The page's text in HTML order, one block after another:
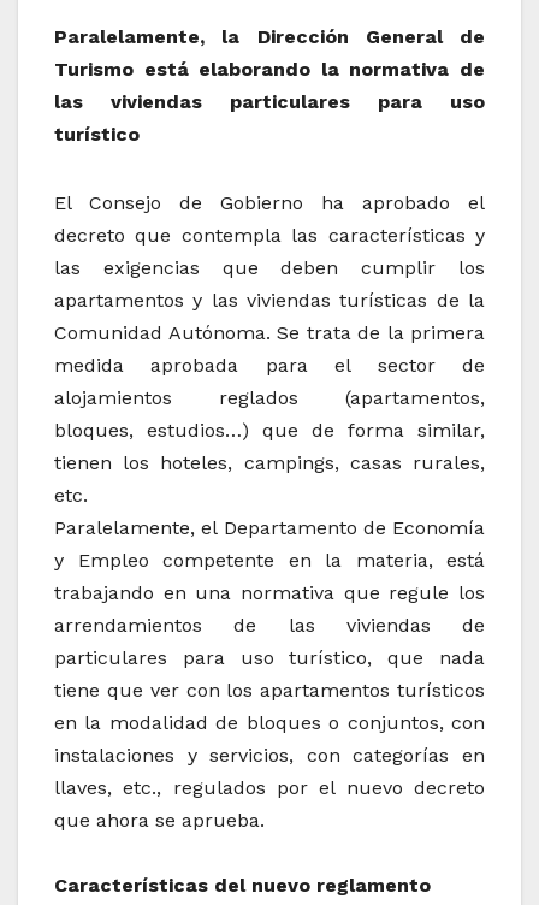
Paralelamente, la Dirección General de
Turismo está elaborando la normativa de
las viviendas particulares para uso
turístico
El Consejo de Gobierno ha aprobado el
decreto que contempla las características y
las exigencias que deben cumplir los
apartamentos y las viviendas turísticas de la
Comunidad Autónoma. Se trata de la primera
medida aprobada para el sector de
alojamientos reglados (apartamentos,
bloques, estudios…) que de forma similar,
tienen los hoteles, campings, casas rurales,
etc.
Paralelamente, el Departamento de Economía
y Empleo competente en la materia, está
trabajando en una normativa que regule los
arrendamientos de las viviendas de
particulares para uso turístico, que nada
tiene que ver con los apartamentos turísticos
en la modalidad de bloques o conjuntos, con
instalaciones y servicios, con categorías en
llaves, etc., regulados por el nuevo decreto
que ahora se aprueba.
Características del nuevo reglamento